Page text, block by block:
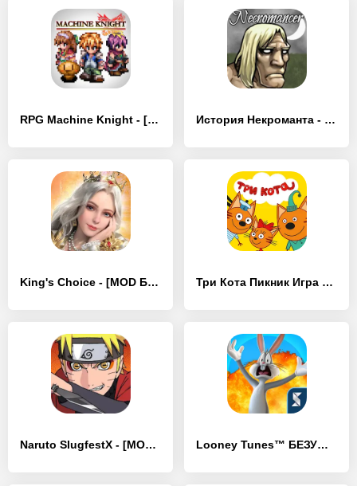
RPG Machine Knight - [MOD Бесконечные деньги] История Некроманта - [MOD Бесконечные деньги]
King's Choice - [MOD Бесконечные деньги] Три Кота Пикник Игра для Детей - [MOD Бесконечные деньги]
Naruto SlugfestX - [MOD Бесконечные деньги] Looney Tunes™ БЕЗУМНЫЙ МИР - [MOD Бесконечные деньги]